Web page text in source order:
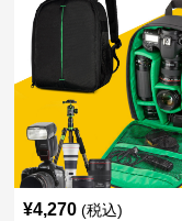
¥4,270 (税込)